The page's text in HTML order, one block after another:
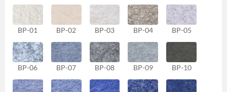
BP-01 BP-02 BP-03 BP-04 BP-05
BP-06 BP-07 BP-08 BP-09 BP-10